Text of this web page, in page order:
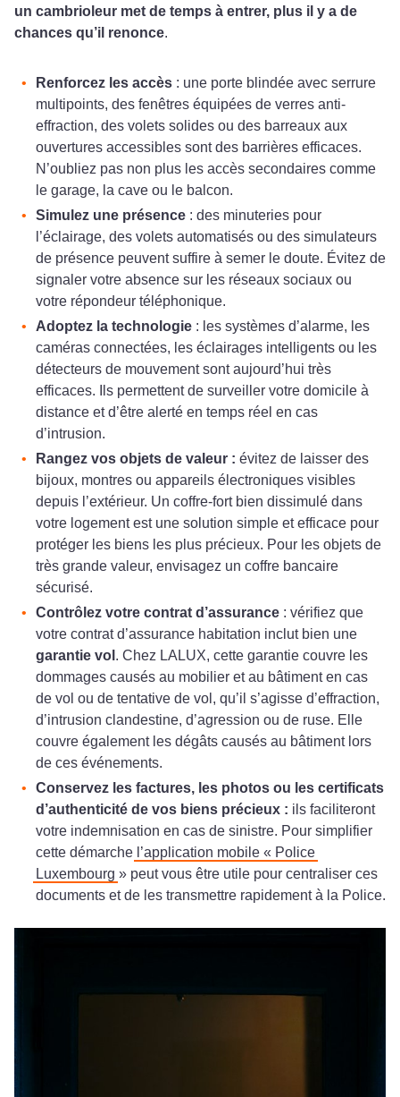
un cambrioleur met de temps à entrer, plus il y a de
chances qu’il renonce.
Renforcez les accès : une porte blindée avec serrure
multipoints, des fenêtres équipées de verres anti-
effraction, des volets solides ou des barreaux aux
ouvertures accessibles sont des barrières efficaces.
N’oubliez pas non plus les accès secondaires comme
le garage, la cave ou le balcon.
Simulez une présence : des minuteries pour
l’éclairage, des volets automatisés ou des simulateurs
de présence peuvent suffire à semer le doute. Évitez de
signaler votre absence sur les réseaux sociaux ou
votre répondeur téléphonique.
Adoptez la technologie : les systèmes d’alarme, les
caméras connectées, les éclairages intelligents ou les
détecteurs de mouvement sont aujourd’hui très
efficaces. Ils permettent de surveiller votre domicile à
distance et d’être alerté en temps réel en cas
d’intrusion.
Rangez vos objets de valeur : évitez de laisser des
bijoux, montres ou appareils électroniques visibles
depuis l’extérieur. Un coffre-fort bien dissimulé dans
votre logement est une solution simple et efficace pour
protéger les biens les plus précieux. Pour les objets de
très grande valeur, envisagez un coffre bancaire
sécurisé.
Contrôlez votre contrat d’assurance : vérifiez que
votre contrat d’assurance habitation inclut bien une
garantie vol . Chez LALUX, cette garantie couvre les
dommages causés au mobilier et au bâtiment en cas
de vol ou de tentative de vol, qu’il s’agisse d’effraction,
d’intrusion clandestine, d’agression ou de ruse. Elle
couvre également les dégâts causés au bâtiment lors
de ces événements.
Conservez les factures, les photos ou les certificats
d’authenticité de vos biens précieux : ils faciliteront
votre indemnisation en cas de sinistre. Pour simplifier
cette démarche l’application mobile « Police
Luxembourg » peut vous être utile pour centraliser ces
documents et de les transmettre rapidement à la Police.